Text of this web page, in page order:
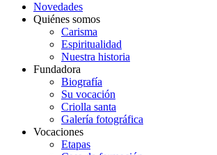
Novedades
Quiénes somos
Carisma
Espiritualidad
Nuestra historia
Fundadora
Biografía
Su vocación
Criolla santa
Galería fotográfica
Vocaciones
Etapas